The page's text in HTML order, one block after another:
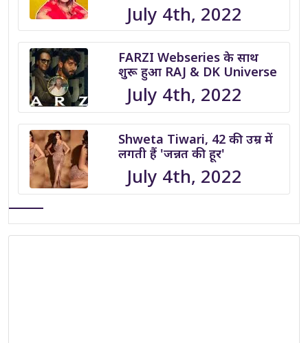
July 4th, 2022
FARZI Webseries के साथ
शुरू हुआ RAJ & DK Universe
July 4th, 2022
Shweta Tiwari, 42 की उम्र में
लगती हैं 'जन्नत की हूर'
July 4th, 2022